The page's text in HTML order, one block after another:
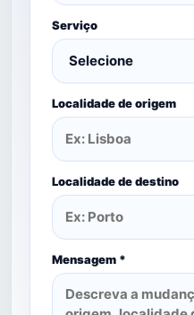
Serviço
Localidade de origem
Localidade de destino
Mensagem *